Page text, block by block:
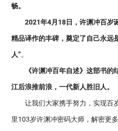
畅。
2021年4月18日，许渊冲百岁
精品译作的丰碑，奠定了自己永远
人”。
《许渊冲百年自述》这部书
江后浪推前浪，一代新人胜旧人。
让我们大家携手努力，实现百
里103岁许渊冲密码大师，解密更